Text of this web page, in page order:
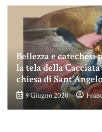
Bellezza e
la tela della
chiesa di
9 Giugno 2020